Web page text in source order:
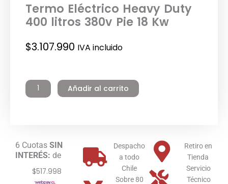
Termo Eléctrico Heavy Duty
400 litros 380v Pie 18 Kw
$3.107.990 IVA incluido
Eléctrico
Heavy
Duty
Pie
18
Kw
cantidad
Añadir al carrito
6 Cuotas SIN
INTERÉS: de
$517.998
Despacho
a todo
Chile
Sobre 80
Retiro en
Tienda
Servicio
Técnico